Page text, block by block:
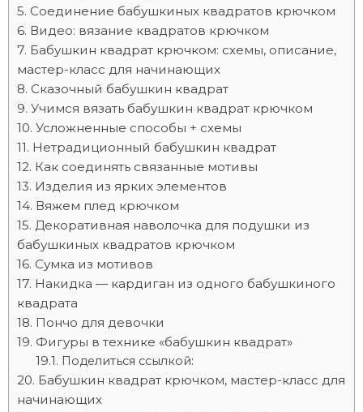
Соединение бабушкиных квадратов крючком
Видео: вязание квадратов крючком
Бабушкин квадрат крючком: схемы, описание,
мастер-класс для начинающих
Сказочный бабушкин квадрат
Учимся вязать бабушкин квадрат крючком
Усложненные способы + схемы
Нетрадиционный бабушкин квадрат
Как соединять связанные мотивы
Изделия из ярких элементов
Вяжем плед крючком
Декоративная наволочка для подушки из
бабушкиных квадратов крючком
Сумка из мотивов
Накидка — кардиган из одного бабушкиного
квадрата
Пончо для девочки
Фигуры в технике «бабушкин квадрат»
Поделиться ссылкой:
Бабушкин квадрат крючком, мастер-класс для
начинающих